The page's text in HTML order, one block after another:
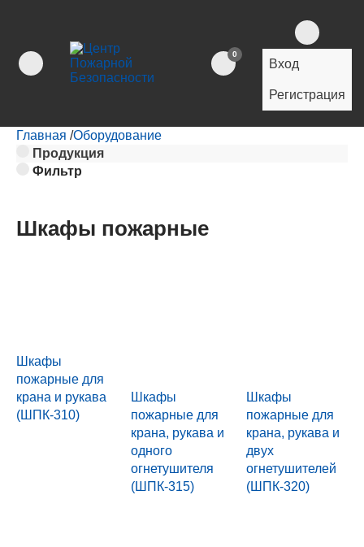
0
Вход
Регистрация
Главная /Оборудование
Продукция
Фильтр
Шкафы пожарные
Шкафы
пожарные для
крана и рукава
(ШПК-310)
Шкафы
пожарные для
крана, рукава и
одного
огнетушителя
(ШПК-315)
Шкафы
пожарные для
крана, рукава и
двух
огнетушителей
(ШПК-320)